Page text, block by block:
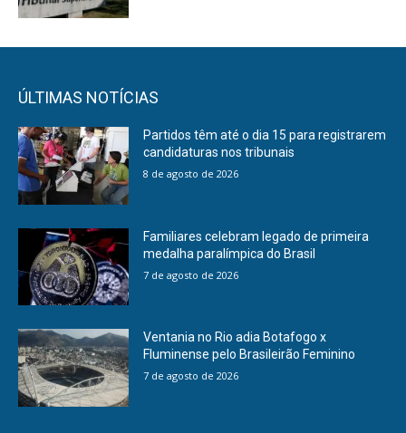
ÚLTIMAS NOTÍCIAS
Partidos têm até o dia 15 para registrarem
candidaturas nos tribunais
8 de agosto de 2026
Familiares celebram legado de primeira
medalha paralímpica do Brasil
7 de agosto de 2026
Ventania no Rio adia Botafogo x
Fluminense pelo Brasileirão Feminino
7 de agosto de 2026